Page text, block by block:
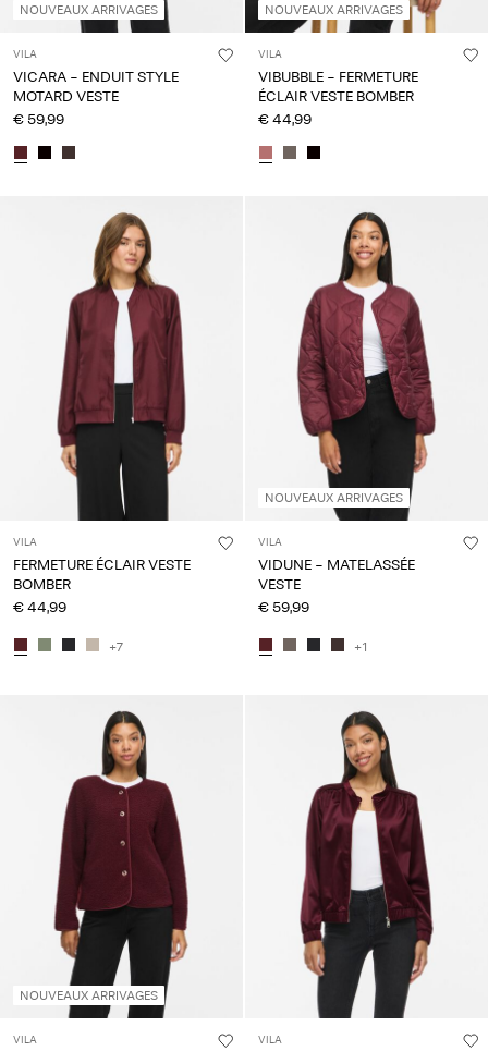
/
français
NOUVEAUX ARRIVAGES
VILA
VICARA - ENDUIT STYLE
MOTARD VESTE
€ 59,99
NOUVEAUX ARRIVAGES
VILA
VIBUBBLE - FERMETURE
ÉCLAIR VESTE BOMBER
€ 44,99
VILA
FERMETURE ÉCLAIR VESTE
BOMBER
€ 44,99
+7
NOUVEAUX ARRIVAGES
VILA
VIDUNE - MATELASSÉE
VESTE
€ 59,99
+1
NOUVEAUX ARRIVAGES
VILA VILA